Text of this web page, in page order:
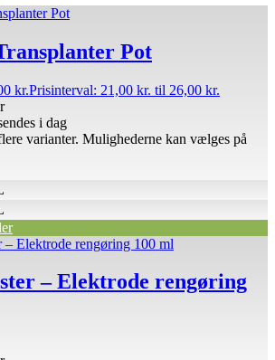
Pot
kr.Prisinterval: 21,00 kr. til 26,00 kr.
i dag
varianter. Mulighederne kan vælges på
– Elektrode rengøring